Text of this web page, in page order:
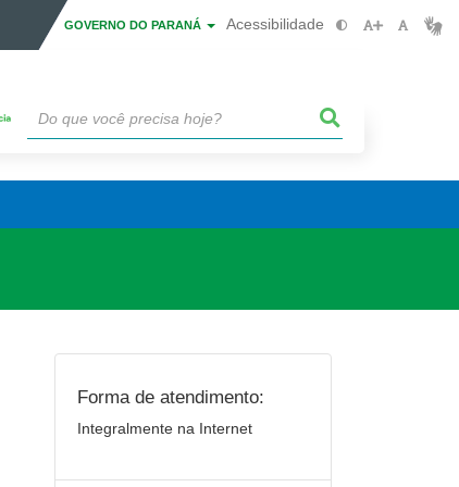
GOVERNO DO PARANÁ Acessibilidade
Forma de atendimento:
Integralmente na Internet